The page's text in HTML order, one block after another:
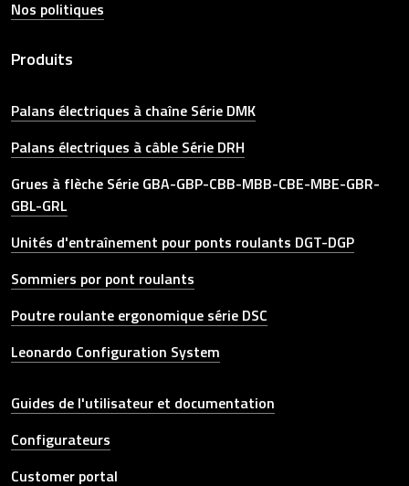
Nos politiques
Produits
Palans électriques à chaîne Série DMK
Palans électriques à câble Série DRH
Grues à flèche Série GBA-GBP-CBB-MBB-CBE-MBE-GBR-
GBL-GRL
Unités d'entraînement pour ponts roulants DGT-DGP
Sommiers por pont roulants
Poutre roulante ergonomique série DSC
Leonardo Configuration System
Other link
Guides de l'utilisateur et documentation
Configurateurs
Customer portal